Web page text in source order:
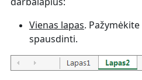
Vienas lapas. Pažymėkite
spausdinti.